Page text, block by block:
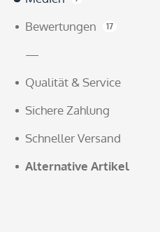
Bewertungen 17
—
Qualität & Service
Sichere Zahlung
Schneller Versand
Alternative Artikel